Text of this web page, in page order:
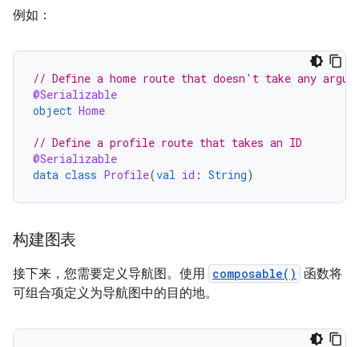
例如：
// Define a home route that doesn't take any
@Serializable
object Home
// Define a profile route that takes an ID
@Serializable
data class Profile(val id : String)
构建图表
接下来，您需要定义导航图。使用 composable()
函数将
可组合项定义为导航图中的目的地。